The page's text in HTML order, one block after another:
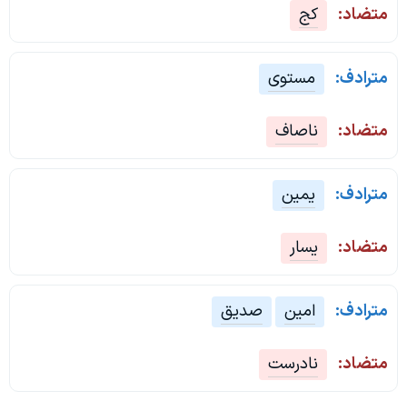
متضاد: کج
مترادف: مستوی
متضاد: ناصاف
مترادف: یمین
متضاد: یسار
مترادف: امین صدیق
متضاد: نادرست